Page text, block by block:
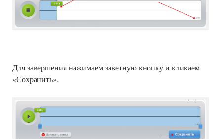
Для завершения нажимаем заветную кнопку и кликаем
«Сохранить».